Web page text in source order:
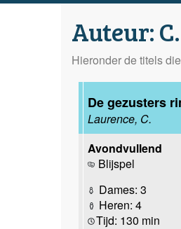
Auteur:
Hieronder de titels
De gezusters
Laurence, C.
Avondvullend
Blijspel
Dames: 3
Heren: 4
Tijd: 130 min